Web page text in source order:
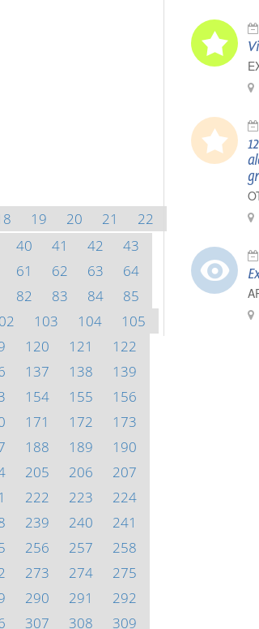
19 20 21
22
40 41 42
43
61 62 63
64
82 83 84
85
103 104
105
120 121
122
137 138
139
154 155
156
171 172
173
188 189
190
205 206
207
222 223
224
239 240
241
256 257
258
273 274
275
290 291
292
307 308 309